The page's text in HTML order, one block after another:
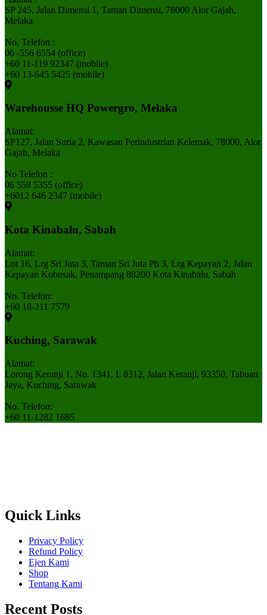
SP 245, Jalan Dimensi 1, Taman Dimensi, 78000 Alor Gajah,
Melaka
No. Telefon :
06 -556 6554 (office)
+60 11-119 92347 (mobile)
+60 13-645 5425 (mobile)
Warehousse HQ Powergro, Melaka
Alamat:
SP127, Jalan Suria 2, Kawasan Perindustrian Kelemak, 78000, Alor
Gajah, Melaka
No Telefon :
06 558 5355 (office)
+6012 646 2347 (mobile)
Kota Kinabalu, Sabah
Alamat:
Lot 16, Lrg Sri Juta 3, Taman Sri Juta Ph 3, Lrg Kepayan 2, Jalan
Kepayan Kobusak, Penampang 88200 Kota Kinabalu, Sabah
No. Telefon:
+60 18-211 7579
Kuching, Sarawak
Alamat:
Lorong Keranji 1, No. 1341, L 8312, Jalan Keranji, 93350, Tabuan
Jaya, Kuching, Sarawak
No. Telefon:
+60 11-1282 1685
Quick Links
Privacy Policy
Refund Policy
Ejen Kami
Shop
Tentang Kami
Recent Posts